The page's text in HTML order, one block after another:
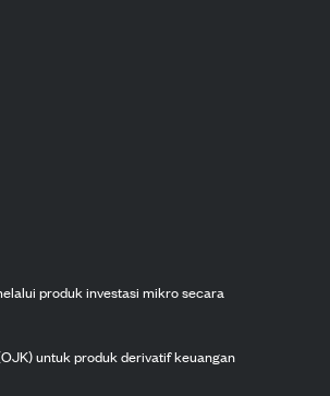
produk investasi mikro secara
untuk produk derivatif keuangan